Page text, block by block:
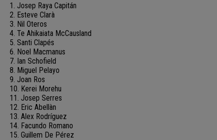
1. Josep Raya Capitán
2. Esteve Clarà
3. Nil Oteros
4. Te Ahikaiata McCausland
5. Santi Clapés
6. Noel Macmanus
7. Ian Schofield
8. Miguel Pelayo
9. Joan Ros
10. Kerei Morehu
11. Josep Serres
12. Eric Abellàn
13. Alex Rodríguez
14. Facundo Romano
15. Guillem De Pérez